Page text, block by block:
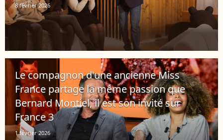
8 février 2026
Le compagnon d'une ancienne Miss
France partage la même passion que
Bernard Montiel, il est son invité sur
France 3
1 février 2026